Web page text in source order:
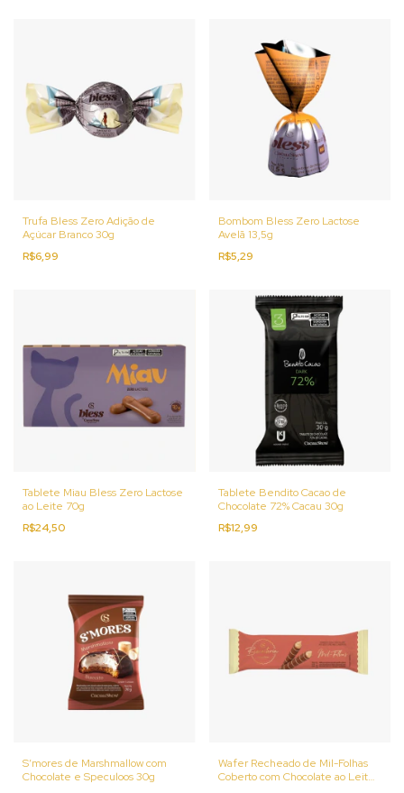
Trufa Bless Zero Adição de
Açúcar Branco 30g
R$6,99
Bombom Bless Zero Lactose
Avelã 13,5g
R$5,29
Tablete Miau Bless Zero Lactose
ao Leite 70g
R$24,50
Tablete Bendito Cacao de
Chocolate 72% Cacau 30g
R$12,99
S’mores de Marshmallow com
Chocolate e Speculoos 30g
Wafer Recheado de Mil-Folhas
Coberto com Chocolate ao Leite